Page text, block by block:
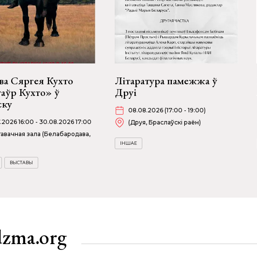
Сяргея Кухто
Кухто» ў
16:00 - 30.08.2026 17:00
зала (Белабародава,
ВЫСТАВЫ
Літаратура памежжа ў
Друі
08.08.2026 (17:00 - 19:00)
(Друя, Браслаўскі раён)
ІНШАЕ